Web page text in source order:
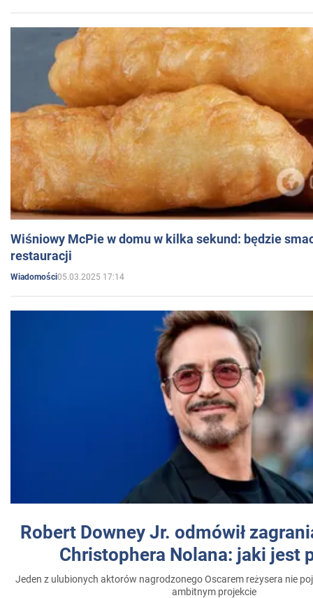
Wiśniowy McPie w domu w kilka sekund: będzie
restauracji
Wiadomości05.03.2025 17:14
Robert Downey Jr. odmówił
Christophera Nolana: jaki jest
Jeden z ulubionych aktorów nagrodzonego Oscarem reżysera nie
ambitnym projekcie